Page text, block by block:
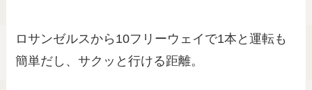
ロサンゼルスから10フリーウェイで1本と運転も
簡単だし、サクッと行ける距離。